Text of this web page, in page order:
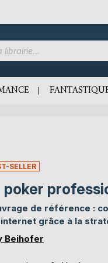
SELLER
poker
de référence :
grâce à la
Beihofer